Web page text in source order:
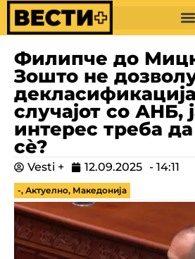
Филипче до
Зошто не
случајот со АНБ,
интерес треба
сè?
Vesti + 12.09.2025 - 14:11
-, Актуелно, Македонија